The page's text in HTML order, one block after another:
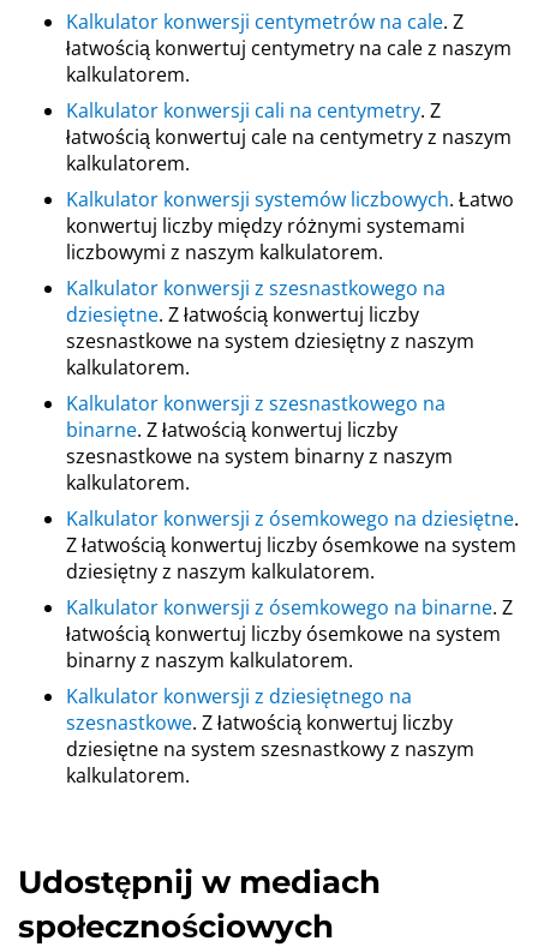
Kalkulator konwersji centymetrów na cale. Z
łatwością konwertuj centymetry na cale z naszym
kalkulatorem.
Kalkulator konwersji cali na centymetry. Z
łatwością konwertuj cale na centymetry z naszym
kalkulatorem.
Kalkulator konwersji systemów liczbowych. Łatwo
konwertuj liczby między różnymi systemami
liczbowymi z naszym kalkulatorem.
Kalkulator konwersji z szesnastkowego na
dziesiętne. Z łatwością konwertuj liczby
szesnastkowe na system dziesiętny z naszym
kalkulatorem.
Kalkulator konwersji z szesnastkowego na
binarne. Z łatwością konwertuj liczby
szesnastkowe na system binarny z naszym
kalkulatorem.
Kalkulator konwersji z ósemkowego na dziesiętne.
Z łatwością konwertuj liczby ósemkowe na system
dziesiętny z naszym kalkulatorem.
Kalkulator konwersji z ósemkowego na binarne. Z
łatwością konwertuj liczby ósemkowe na system
binarny z naszym kalkulatorem.
Kalkulator konwersji z dziesiętnego na
szesnastkowe. Z łatwością konwertuj liczby
dziesiętne na system szesnastkowy z naszym
kalkulatorem.
Udostępnij w mediach
społecznościowych